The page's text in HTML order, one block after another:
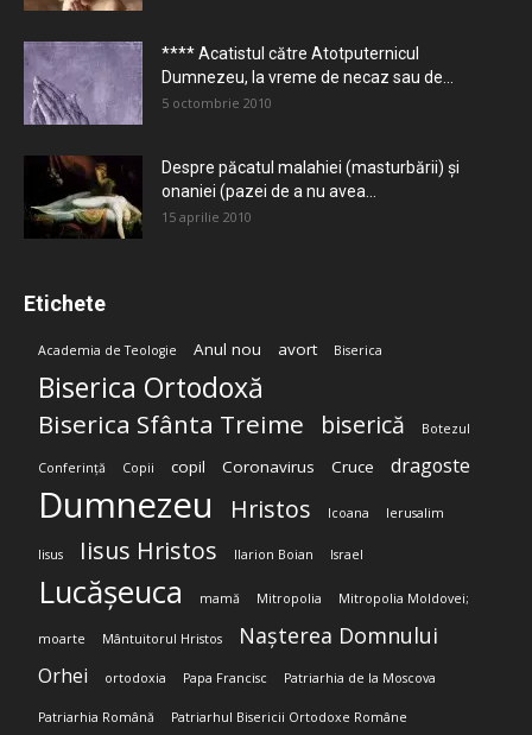
**** Acatistul către Atotputernicul
Dumnezeu, la vreme de necaz sau de...
5 octombrie 2010
Despre păcatul malahiei (masturbării) şi
onaniei (pazei de a nu avea...
15 aprilie 2010
Etichete
Academia de Teologie Anul nou avort Biserica
Biserica Ortodoxă
Biserica Sfânta Treime biserică Botezul
Conferință Copii copil Coronavirus Cruce dragoste
Dumnezeu Hristos Icoana Ierusalim
Iisus Iisus Hristos Ilarion Boian Israel
Lucășeuca mamă Mitropolia Mitropolia Moldovei;
moarte Mântuitorul Hristos Nașterea Domnului
Orhei ortodoxia Papa Francisc Patriarhia de la Moscova
Patriarhia Română Patriarhul Bisericii Ortodoxe Române